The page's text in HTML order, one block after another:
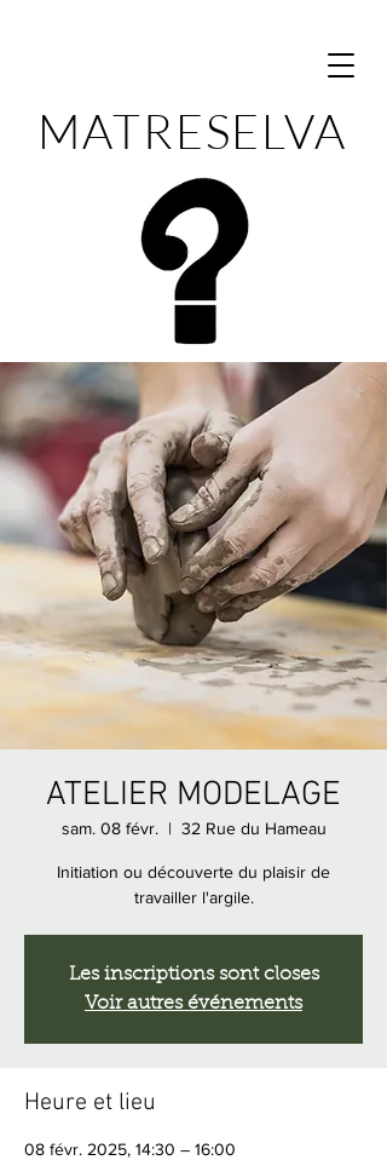
MATRESELVA
ATELIER MODELAGE
sam. 08 févr.
  |
32 Rue du Hameau
Initiation ou découverte du plaisir de
travailler l'argile.
Les inscriptions sont closes
Voir autres événements
Heure et lieu
08 févr. 2025, 14:30 – 16:00